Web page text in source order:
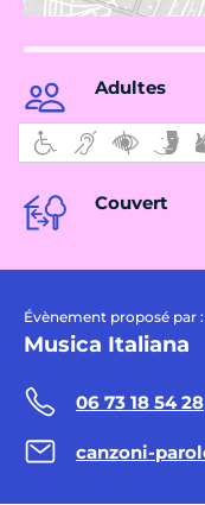
Adultes
Couvert
Évènement proposé par :
Musica Italiana
06 73 18 54 28
canzoni-